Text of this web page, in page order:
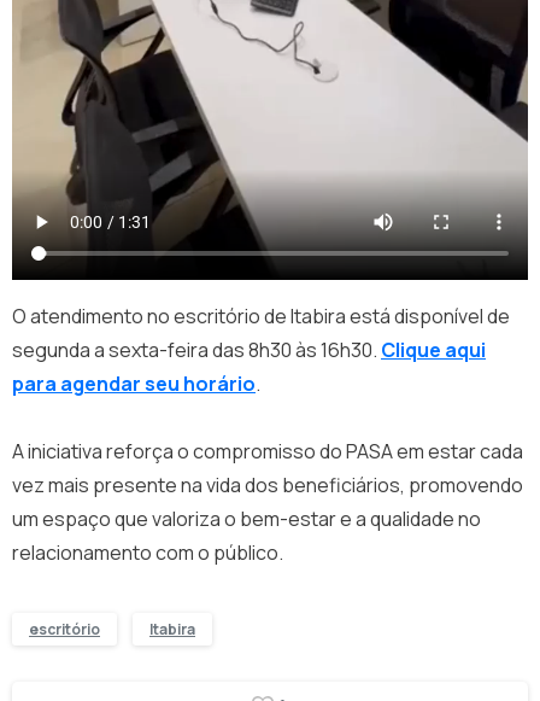
O atendimento no escritório de Itabira está disponível de
segunda a sexta-feira das 8h30 às 16h30. Clique aqui
para agendar seu horário.
A iniciativa reforça o compromisso do PASA em estar cada
vez mais presente na vida dos beneficiários, promovendo
um espaço que valoriza o bem-estar e a qualidade no
relacionamento com o público.
escritório Itabira